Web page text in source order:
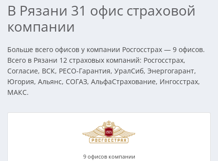
В Рязани 31 офис страховой
компании
Больше всего офисов у компании Росгосстрах — 9 офисов.
Всего в Рязани 12 страховых компаний: Росгосстрах,
Согласие, ВСК, РЕСО-Гарантия, УралСиб, Энергогарант,
Югория, Альянс, СОГАЗ, АльфаСтрахование, Ингосстрах,
МАКС.
9 офисов компании